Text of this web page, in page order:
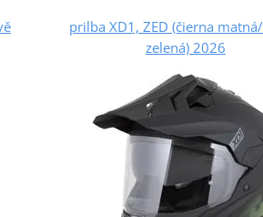
prilba XD1, ZED (čierna
zelená) 2026